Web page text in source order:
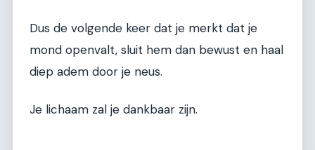
Dus de volgende keer dat je merkt dat je
mond openvalt, sluit hem dan bewust en haal
diep adem door je neus.
Je lichaam zal je dankbaar zijn.